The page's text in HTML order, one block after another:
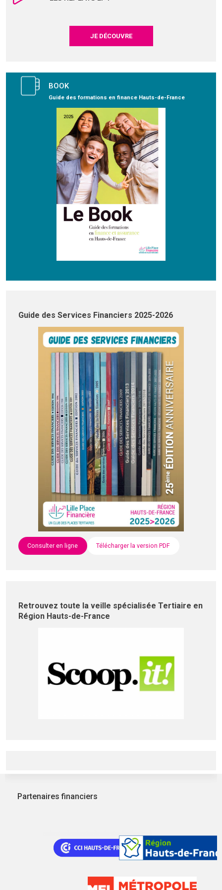
JE DÉCOUVRE
BOOK
Guide des formations en finance Hauts-de-France
Guide des Services Financiers 2025-2026
Consulter en ligne Télécharger la version PDF
Retrouvez toute la veille spécialisée Tertiaire en
Région Hauts-de-France
Partenaires financiers